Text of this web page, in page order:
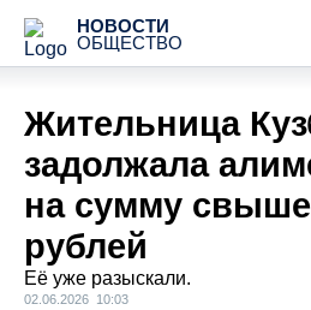
НОВОСТИ
ОБЩЕСТВО
Жительница
задолжала
на сумму
рублей
Её уже разыскали.
02.06.2026 10:03